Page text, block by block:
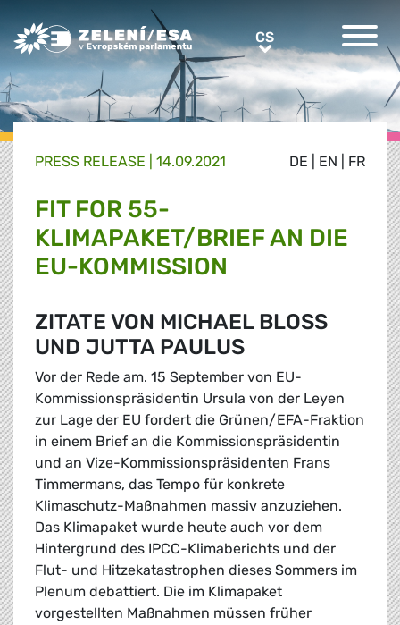
Greens/EFA Home CSCS
DE EN FR
PRESS RELEASE | 14.09.2021
FIT FOR 55-
KLIMAPAKET/BRIEF AN DIE
EU-KOMMISSION
ZITATE VON MICHAEL BLOSS
UND JUTTA PAULUS
Vor der Rede am. 15 September von EU-
Kommissionspräsidentin Ursula von der Leyen
zur Lage der EU fordert die Grünen/EFA-Fraktion
in einem Brief an die Kommissionspräsidentin
und an Vize-Kommissionspräsidenten Frans
Timmermans, das Tempo für konkrete
Klimaschutz-Maßnahmen massiv anzuziehen.
Das Klimapaket wurde heute auch vor dem
Hintergrund des IPCC-Klimaberichts und der
Flut- und Hitzekatastrophen dieses Sommers im
Plenum debattiert. Die im Klimapaket
vorgestellten Maßnahmen müssen früher